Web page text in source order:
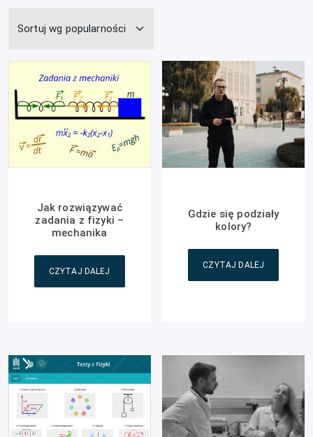
Jak rozwiązywać
zadania z fizyki –
mechanika
CZYTAJ DALEJ
Gdzie się podziały
kolory?
CZYTAJ DALEJ